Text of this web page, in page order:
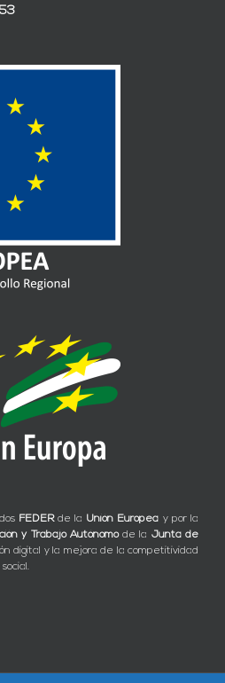
FEDERde la Unión Europea y por la
y Trabajo Autónomode la Junta de
digital y la mejora de la competitividad